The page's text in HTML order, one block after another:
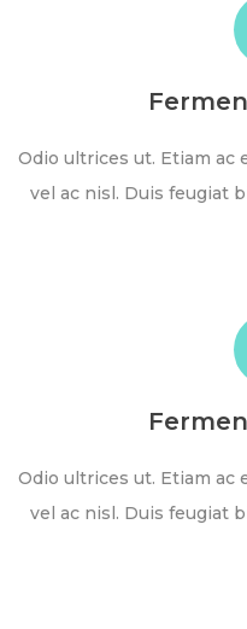
Odio ultrices ut. Etiam ac
vel ac nisl. Duis feugiat
Odio ultrices ut. Etiam ac
vel ac nisl. Duis feugiat